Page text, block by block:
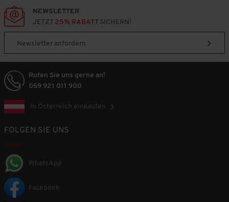
NEWSLETTER
JETZT 25% RABATTSICHERN!
Newsletter anfordern
Rufen Sie uns gerne an!
069 921 011 900
In Österreich einkaufen
FOLGEN SIE UNS
WhatsApp
Facebook